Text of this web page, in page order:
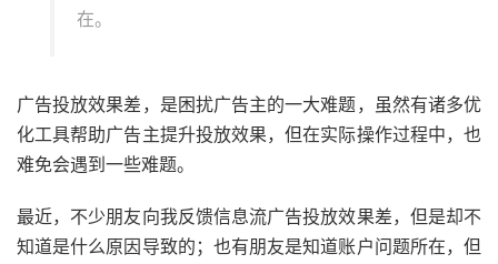
在。
广告投放效果差，是困扰广告主的一大难题，虽然有诸多优
化工具帮助广告主提升投放效果，但在实际操作过程中，也
难免会遇到一些难题。
最近，不少朋友向我反馈信息流广告投放效果差，但是却不
知道是什么原因导致的；也有朋友是知道账户问题所在，但